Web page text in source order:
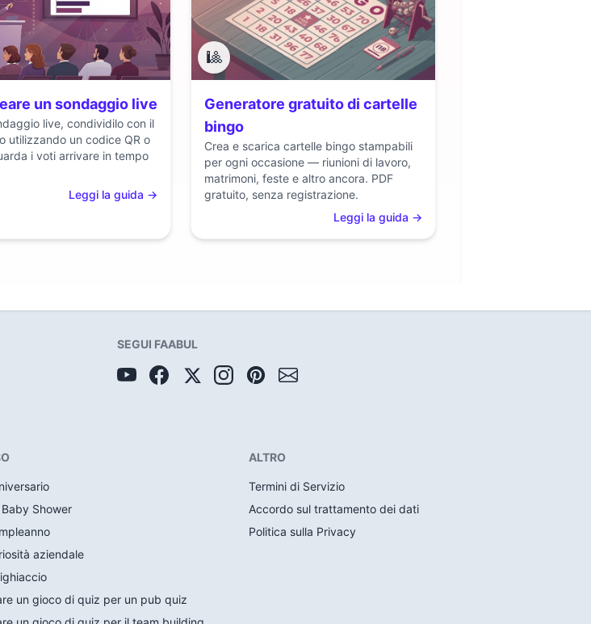
un sondaggio live
live, condividilo con il
utilizzando un codice QR o
i voti arrivare in tempo
Leggi la guida →
🎱
Generatore gratuito di cartelle
bingo
Crea e scarica cartelle bingo stampabili
per ogni occasione — riunioni di lavoro,
matrimoni, feste e altro ancora. PDF
gratuito, senza registrazione.
Leggi la guida →
SEGUI FAABUL
Shower
aziendale
un gioco di quiz per un pub quiz
ALTRO
Termini di Servizio
Accordo sul trattamento dei dati
Politica sulla Privacy